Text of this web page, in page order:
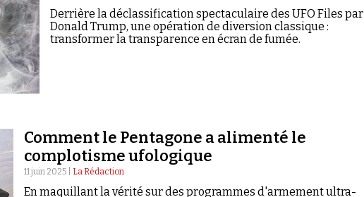
Derrière la déclassification spectaculaire des UFO Files par
Donald Trump, une opération de diversion classique :
transformer la transparence en écran de fumée.
Comment le Pentagone a alimenté le
complotisme ufologique
11 juin 2025 | La Rédaction
En maquillant la vérité sur des programmes d'armement ultra-